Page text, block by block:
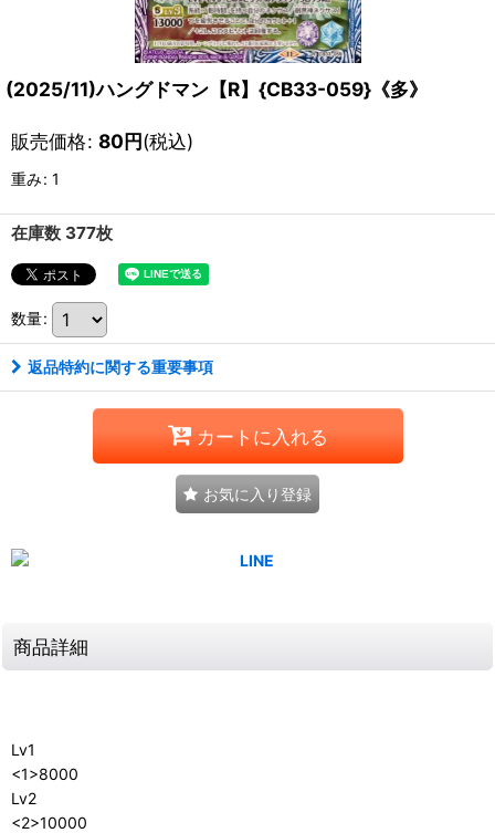
(2025/11)ハングドマン【R】{CB33-059}《多》
販売価格: 80円(税込)
重み: 1
在庫数 377枚
数量:
返品特約に関する重要事項
カートに入れる
お気に入り登録
商品詳細
Lv1
<1>8000
Lv2
<2>10000